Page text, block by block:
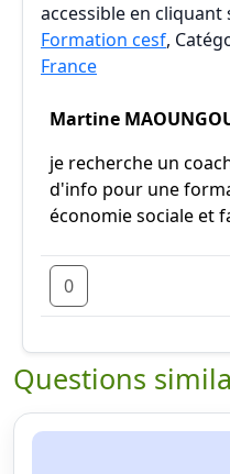
accessible en cliquant
Formation cesf,
France
Martine
je recherche un
d'info pour une
économie sociale et
0
Questions